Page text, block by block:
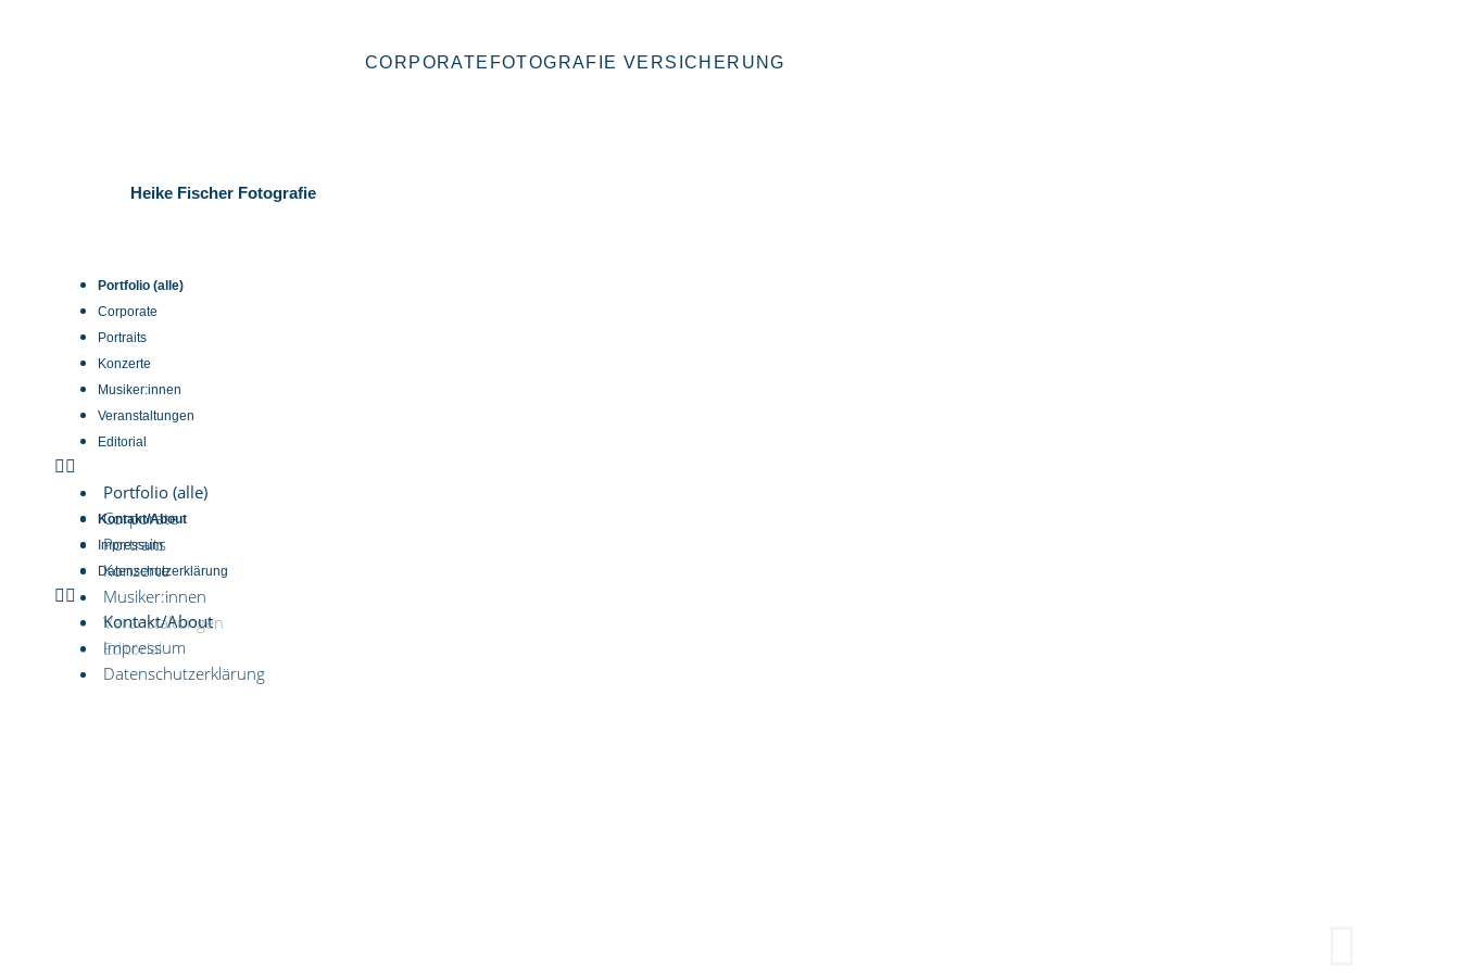
Heike Fischer Fotografie
Portfolio (alle)
Corporate
Portraits
Konzerte
Musiker:innen
Veranstaltungen
Editorial
Portfolio (alle)
Corporate
Portraits
Konzerte
Musiker:innen
Veranstaltungen
Editorial
Kontakt/About
Impressum
Datenschutzerklärung
Kontakt/About
Impressum
Datenschutzerklärung
CORPORATEFOTOGRAFIE VERSICHERUNG